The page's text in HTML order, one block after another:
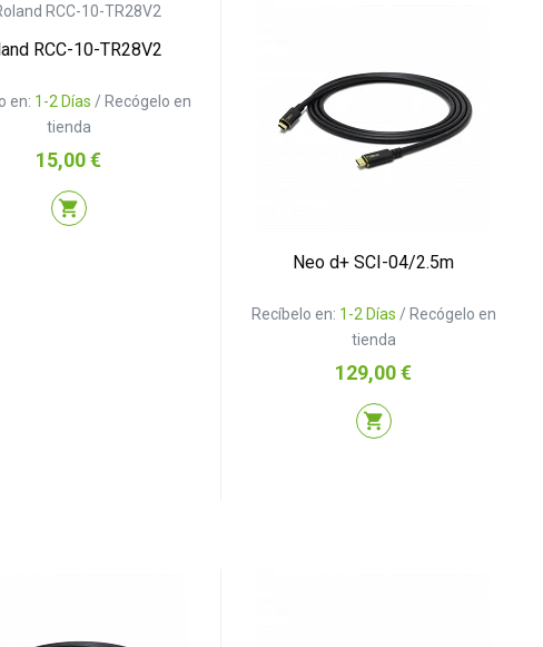
RCC-10-TR28V2
en: 1-2 Días / Recógelo en
tienda
Precio
15,00 €
shopping_cart
Neo d+ SCI-04/2.5m
Recíbelo en: 1-2 Días / Recógelo en
tienda
Precio
129,00 €
shopping_cart